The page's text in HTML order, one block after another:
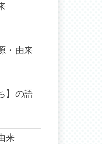
・由来
】の語
来